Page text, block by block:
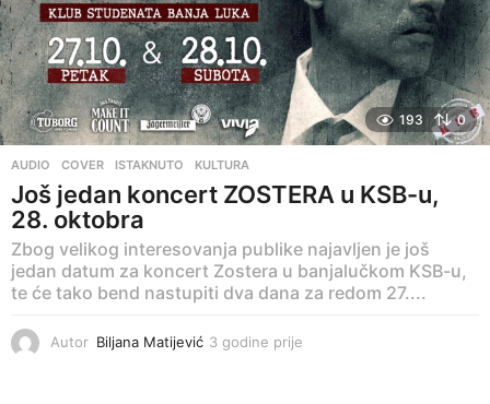
193 0
AUDIO ,COVER ,ISTAKNUTO ,KULTURA
Još jedan koncert ZOSTERA u KSB-u,
28. oktobra
Zbog velikog interesovanja publike najavljen je još
jedan datum za koncert Zostera u banjalučkom KSB-u,
te će tako bend nastupiti dva dana za redom 27....
Autor Biljana Matijević 3 godine prije